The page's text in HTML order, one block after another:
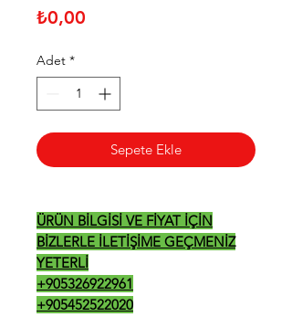
₺0,00
Adet *
Sepete Ekle
ÜRÜN BİLGİSİ VE FİYAT İÇİN
BİZLERLE İLETİŞİME GEÇMENİZ
YETERLİ
+905326922961
+905452522020